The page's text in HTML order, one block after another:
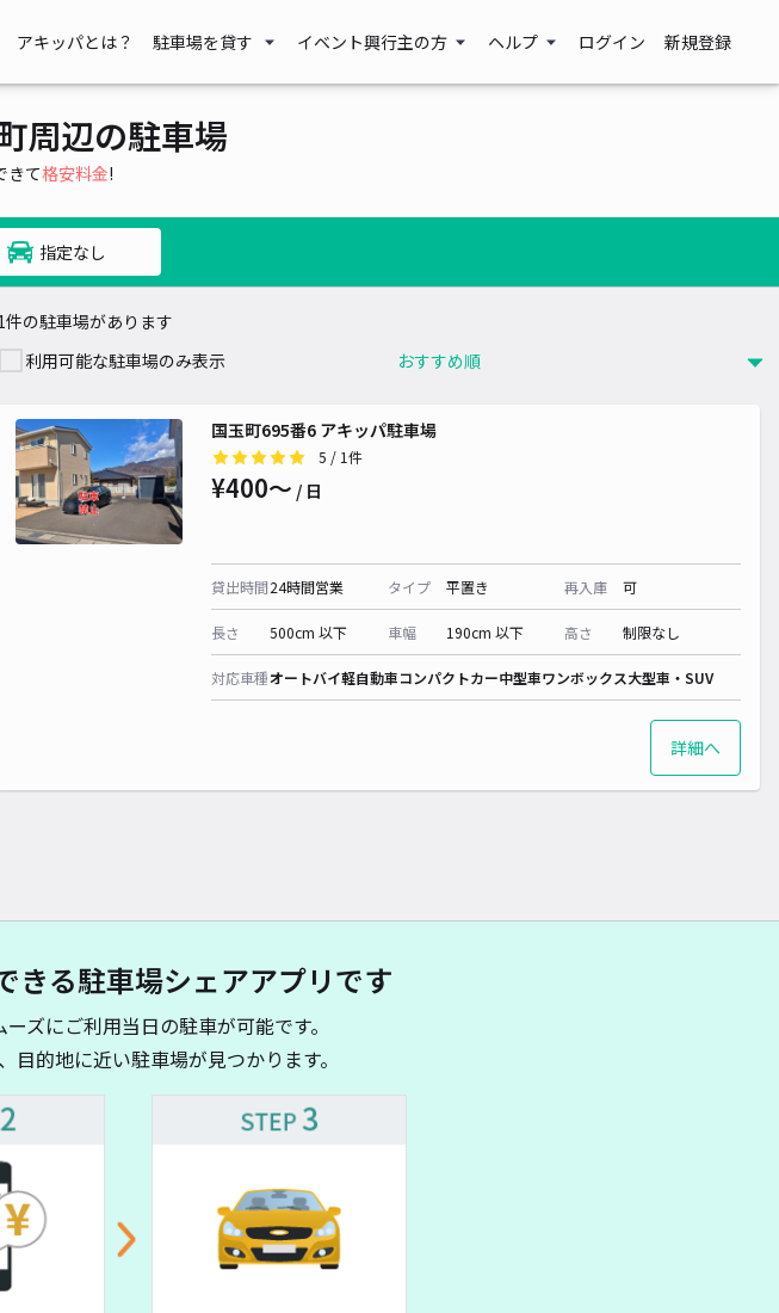
アキッパとは？ 駐車場を貸す イベント興行主の方 ヘルプ ログイン 新規登録
周辺の駐車場
きて格安料金!
指定なし
件の駐車場があります
利用可能な駐車場のみ表示
国玉町695番6 アキッパ駐車場
5 / 1件
¥400〜 / 日
貸出時間24時間営業 タイプ 平置き 再入庫 可
長さ 500cm 以下 車幅 190cm 以下 高さ 制限なし
対応車種オートバイ軽自動車コンパクトカー中型車ワンボックス大型車・SUV
詳細へ
きる駐車場シェアアプリです
ズにご利用当日の駐車が可能です。
的地に近い駐車場が見つかります。